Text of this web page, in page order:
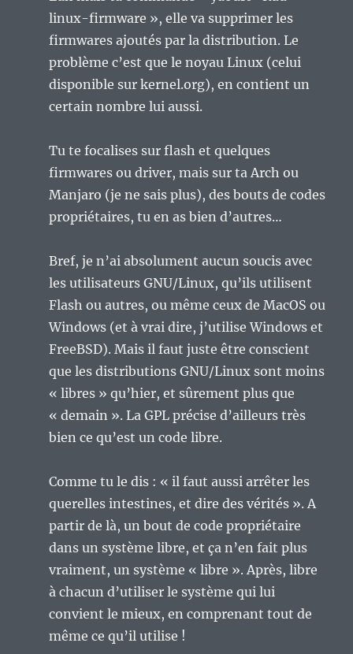
linux-firmware », elle va supprimer les
firmwares ajoutés par la distribution. Le
problème c’est que le noyau Linux (celui
disponible sur kernel.org), en contient un
certain nombre lui aussi.
Tu te focalises sur flash et quelques
firmwares ou driver, mais sur ta Arch ou
Manjaro (je ne sais plus), des bouts de codes
propriétaires, tu en as bien d’autres…
Bref, je n’ai absolument aucun soucis avec
les utilisateurs GNU/Linux, qu’ils utilisent
Flash ou autres, ou même ceux de MacOS ou
Windows (et à vrai dire, j’utilise Windows et
FreeBSD). Mais il faut juste être conscient
que les distributions GNU/Linux sont moins
« libres » qu’hier, et sûrement plus que
« demain ». La GPL précise d’ailleurs très
bien ce qu’est un code libre.
Comme tu le dis : « il faut aussi arrêter les
querelles intestines, et dire des vérités ». A
partir de là, un bout de code propriétaire
dans un système libre, et ça n’en fait plus
vraiment, un système « libre ». Après, libre
à chacun d’utiliser le système qui lui
convient le mieux, en comprenant tout de
même ce qu’il utilise !